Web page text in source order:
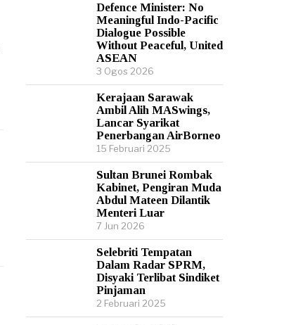
Defence Minister: No
Meaningful Indo-Pacific
Dialogue Possible
Without Peaceful, United
ASEAN
3 Ogos 2026
Kerajaan Sarawak
Ambil Alih MASwings,
Lancar Syarikat
Penerbangan AirBorneo
15 Februari 2025
Sultan Brunei Rombak
Kabinet, Pengiran Muda
Abdul Mateen Dilantik
Menteri Luar
7 Jun 2026
Selebriti Tempatan
Dalam Radar SPRM,
Disyaki Terlibat Sindiket
Pinjaman
2 Februari 2025